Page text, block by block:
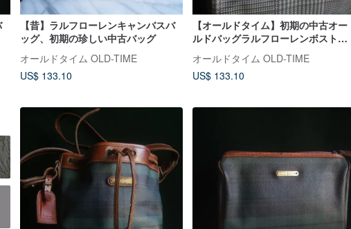
【昔】ラルフローレンキャンバスバ
ッグ、初期の珍しい中古バッグ
オールドタイム OLD-TIME
US$ 133.10
【オールドタイム】初期の中古オー
ルドバッグラルフローレンボストン
オールドタイム OLD-TIME
US$ 133.10